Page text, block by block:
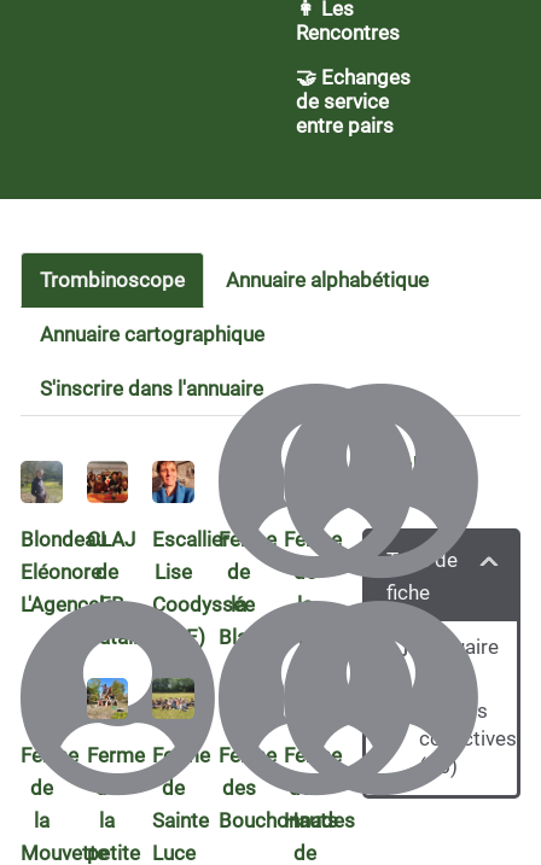
👩 Les
Rencontres
🤝 Echanges
de service
entre pairs
Trombinoscope Annuaire alphabétique
Annuaire cartographique
S'inscrire dans l'annuaire
fiches
Type de
fiche
Annuaire
Fermes
collectives
( 25)
Blondeau
Eléonore
L'AgenceEB
CLAJ
de
la
batailleuse
Escallier
Lise
Coodyssée
(CAE)
Ferme
de
la
Blada
Ferme
de
la
Gilbernie
Ferme
de
la
Mouvette
Ferme
de
la
petite
Ferme
de
Sainte
Luce
Ferme
des
Bouchonnades
Ferme
des
Hauts
de